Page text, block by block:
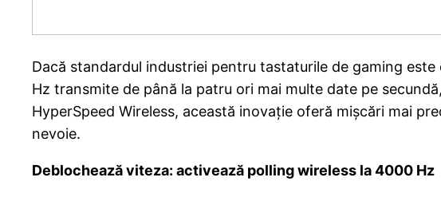
Dacă standardul industriei pentru tastaturile de gaming
Hz transmite de până la patru ori mai multe date pe
HyperSpeed Wireless, această inovație oferă mișcări mai
nevoie.
Deblochează viteza: activează polling wireless la 4000 Hz